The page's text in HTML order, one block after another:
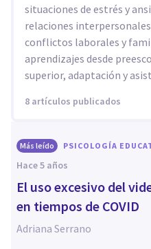
situaciones de estrés y
relaciones
conflictos laborales y
aprendizajes desde
superior, adaptación y
8 artículos publicados
Más leído PSICOLOGÍA
hace 5 años
El uso excesivo del
en tiempos de COVID
Adriana Serrano